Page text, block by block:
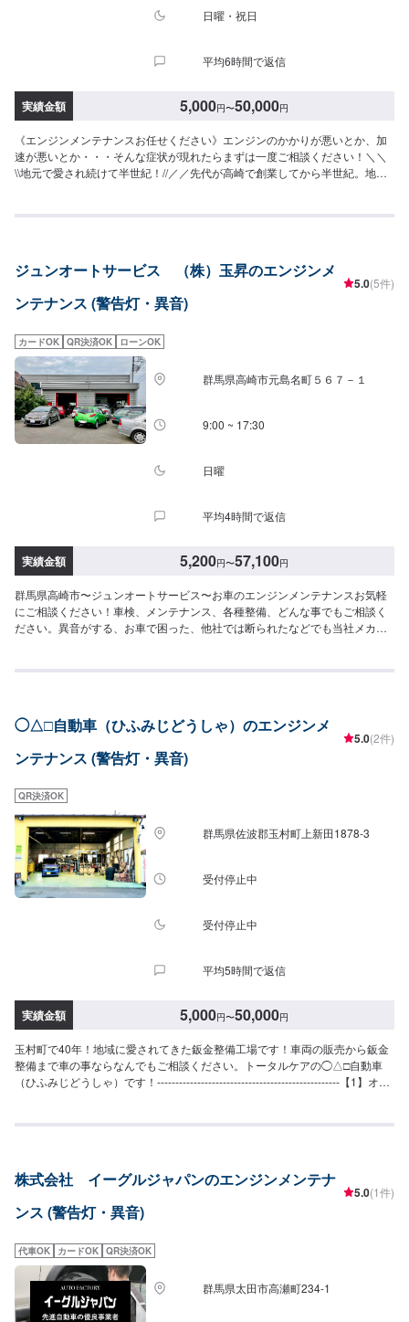
日曜・祝日
平均6時間で返信
実績金額 5,000円〜50,000円
《エンジンメンテナンスお任せください》エンジンのかかりが悪いとか、加
速が悪いとか・・・そんな症状が現れたらまずは一度ご相談ください！＼＼
\\地元で愛され続けて半世紀！//／／先代が高崎で創業してから半世紀。地元
要、移動が難しい（レッカーしてほしい）などなど…お車のお困りごとにつ
ら、パーツの選択、仕上がりの精度までいくつかのプランをご提示の上、お
客様にご納得いただけるプランで作業を進めて参ります。常連さんから初め
ての方まで、ご来店を心からお待ちしております。【作業実績】スズキセル
わせ【2】お見積り【3】お見積りにご納得いただければ作業開始【4】仕上
がり次第納車《パーツの持ち込み》☑新品・中古パーツの持ち込みOK！オフ
ァーの際、使用されるパーツのお写真や詳細などをお送りください。《代車
について》お車をお預かりしている間、ご入用のお客様には代車を無料でご
用意しております。詳しくはお気軽にお問い合わせください。※ガソリン代は
お客様にご負担いただきます。【定休日・営業時間】定休日：第二水曜日営
業時間：8:30~19:00
ジュンオートサービス （株）玉昇のエンジンメ
ンテナンス (警告灯・異音)
5.0(5件)
カードOK QR決済OK ローンOK
群馬県高崎市元島名町５６７－１
9:00 ~ 17:30
日曜
平均4時間で返信
実績金額 5,200円〜57,100円
群馬県高崎市〜ジュンオートサービス〜お車のエンジンメンテナンスお気軽
にご相談ください！車検、メンテナンス、各種整備、どんな事でもご相談く
ださい。異音がする、お車で困った、他社では断られたなどでも当社メカニ
ス！✅お客様に応じた提案！✅コンピュータ診断機完備！まずはお気軽にご相
受付方法-----入庫の際はお気をつけてお越しください。駐車スペースは事務所
前の空いているスペースに駐車してください。受付はスタッフへ「メンテモ
で予約しました」とお伝えください。ご案内いたします。【定休日・営業時
◯△□自動車（ひふみじどうしゃ）のエンジンメ
ンテナンス (警告灯・異音)
5.0(2件)
QR決済OK
群馬県佐波郡玉村町上新田1878-3
受付停止中
受付停止中
平均5時間で返信
実績金額 5,000円〜50,000円
玉村町で40年！地域に愛されてきた鈑金整備工場です！車両の販売から鈑金
整備まで車の事ならなんでもご相談ください。トータルケアの◯△□自動車
（ひふみじどうしゃ）です！--------------------------------------------------【1】オフ
たします。車種や状態により納期が前後する場合がございます。予め、ご了
株式会社 イーグルジャパンのエンジンメンテナ
ンス (警告灯・異音)
5.0(1件)
代車OK カードOK QR決済OK
群馬県太田市高瀬町234-1